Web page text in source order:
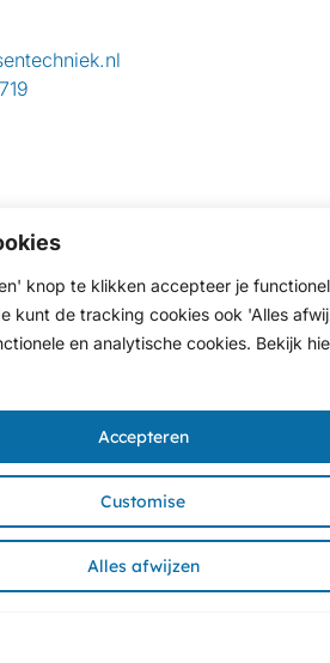
knop te klikken accepteer je
kunt de tracking cookies ook 'Alles
en analytische cookies. Bekijk
Customise
Alles afwijzen
Accepteren